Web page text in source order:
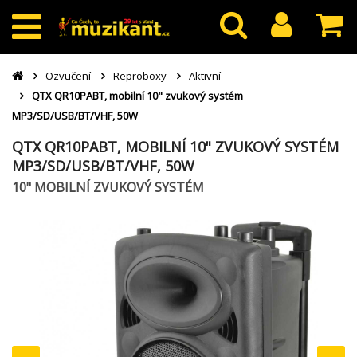
Ozvučení Reproboxy
Aktivní
QTX QR10PABT, mobilní 10" zvukový systém
MP3/SD/USB/BT/VHF, 50W
QTX QR10PABT, MOBILNÍ 10" ZVUKOVÝ SYSTÉM
MP3/SD/USB/BT/VHF, 50W
10" MOBILNÍ ZVUKOVÝ SYSTÉM